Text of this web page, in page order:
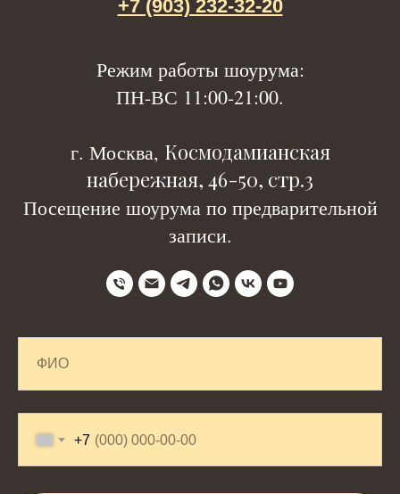
+7 (903) 232-32-20
Режим работы шоурума:
ПН-ВС 11:00-21:00.
г. Москва, Космодамианская
набережная, 46-50, стр.3
Посещение шоурума по предварительной
записи.
+7